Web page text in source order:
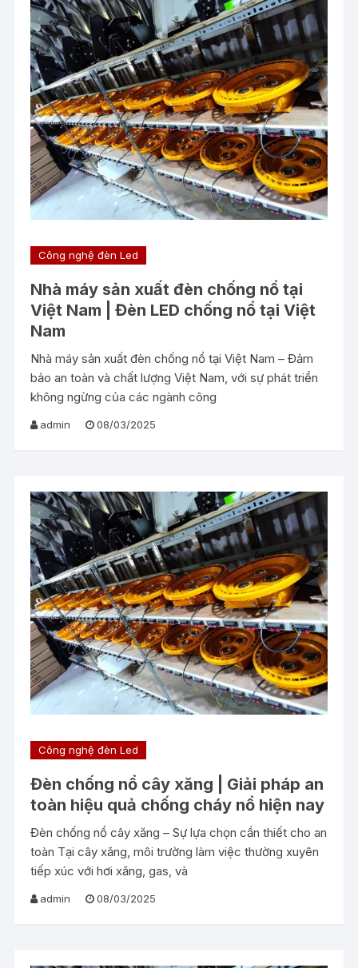
Công nghệ đèn Led
Nhà máy sản xuất đèn chống nổ tại
Việt Nam | Đèn LED chống nổ tại Việt
Nam
Nhà máy sản xuất đèn chống nổ tại Việt Nam – Đảm
bảo an toàn và chất lượng Việt Nam, với sự phát triển
không ngừng của các ngành công
admin 08/03/2025
Công nghệ đèn Led
Đèn chống nổ cây xăng | Giải pháp an
toàn hiệu quả chống cháy nổ hiện nay
Đèn chống nổ cây xăng – Sự lựa chọn cần thiết cho an
toàn Tại cây xăng, môi trường làm việc thường xuyên
tiếp xúc với hơi xăng, gas, và
admin 08/03/2025